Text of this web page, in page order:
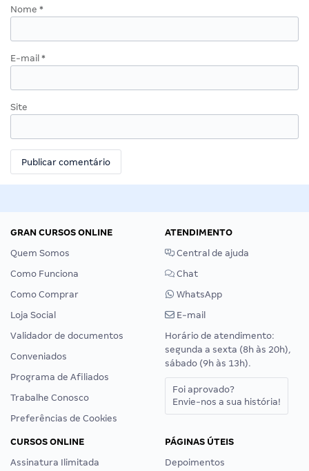
Nome *
E-mail *
Site
GRAN CURSOS ONLINE
Quem Somos
Como Funciona
Como Comprar
Loja Social
Validador de documentos
Conveniados
Programa de Afiliados
Trabalhe Conosco
Preferências de Cookies
ATENDIMENTO
Central de ajuda
Chat
WhatsApp
E-mail
Horário de atendimento:
segunda a sexta (8h às 20h),
sábado (9h às 13h).
Foi aprovado?
Envie-nos a sua história!
CURSOS ONLINE
Assinatura Ilimitada
PÁGINAS ÚTEIS
Depoimentos